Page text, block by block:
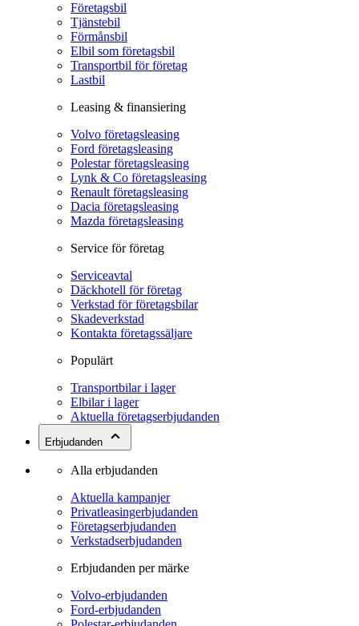
Företagsbil
Tjänstebil
Förmånsbil
Elbil som företagsbil
Transportbil för företag
Lastbil
Leasing & finansiering
Volvo företagsleasing
Ford företagsleasing
Polestar företagsleasing
Lynk & Co företagsleasing
Renault företagsleasing
Dacia företagsleasing
Mazda företagsleasing
Service för företag
Serviceavtal
Däckhotell för företag
Verkstad för företagsbilar
Skadeverkstad
Kontakta företagssäljare
Populärt
Transportbilar i lager
Elbilar i lager
Aktuella företagserbjudanden
Erbjudanden
Alla erbjudanden
Aktuella kampanjer
Privatleasingerbjudanden
Företagserbjudanden
Verkstadserbjudanden
Erbjudanden per märke
Volvo-erbjudanden
Ford-erbjudanden